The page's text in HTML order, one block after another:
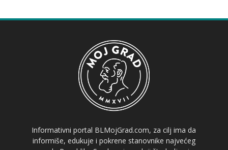
Informativni portal BLMojGrad.com, za cilj ima da
informiše, edukuje i pokrene stanovnike najvećeg